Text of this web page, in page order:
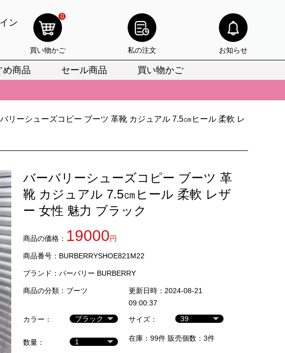
ン
0
買い物かご 私の注文 お知らせ
め商品 セール商品 買い物かご
安心してお選びいただけます。
上質な仕上がりをお見逃しなく。
安心してお選びいただけます。
質な仕上がりをお見逃しなく。
リーシューズコピー ブーツ 革靴 カジュアル 7.5㎝ヒール 柔軟 レ
バーバリーシューズコピー ブーツ 革
靴 カジュアル 7.5㎝ヒール 柔軟 レザ
ー 女性 魅力 ブラック
商品の価格： 19000円
商品番号：BURBERRYSHOE821M22
ブランド： バーバリー BURBERRY
商品の分類： ブーツ
更新日時：2024-08-21
09:00:37
カラー：
サイズ：
数量： 在庫：99件 販売個数：3件